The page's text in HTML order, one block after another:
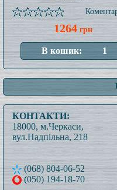
1264 грн
КОНТАКТИ:
18000, м.Черкаси,
вул.Надпільна, 218
(068) 804-06-52
(050) 194-18-70